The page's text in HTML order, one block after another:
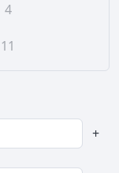
4
11
+